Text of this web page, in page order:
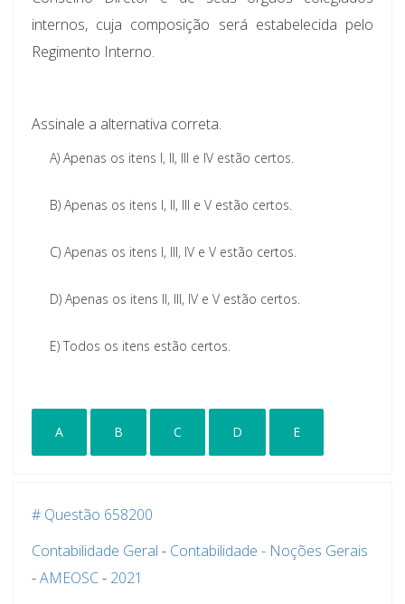
internos, cuja composição será estabelecida pelo
Regimento Interno.
Assinale a alternativa correta.
A) Apenas os itens I, II, III e IV estão certos.
B) Apenas os itens I, II, III e V estão certos.
C) Apenas os itens I, III, IV e V estão certos.
D) Apenas os itens II, III, IV e V estão certos.
E) Todos os itens estão certos.
A B C D E
# Questão 658200
Contabilidade Geral - Contabilidade - Noções Gerais
-AMEOSC- 2021